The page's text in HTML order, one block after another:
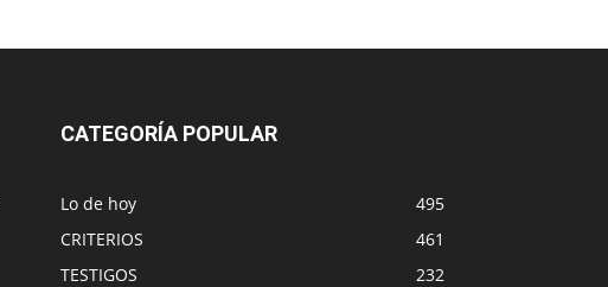
CATEGORÍA POPULAR
Lo de hoy
495
CRITERIOS
461
TESTIGOS
232